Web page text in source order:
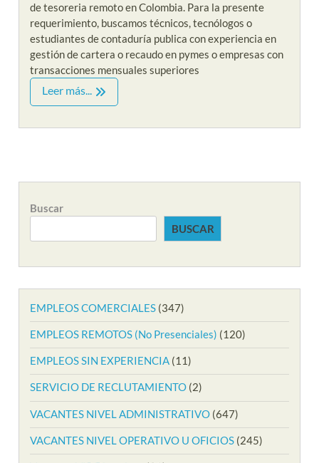
de tesoreria remoto en Colombia. Para la presente
requerimiento, buscamos técnicos, tecnólogos o
estudiantes de contaduría publica con experiencia en
gestión de cartera o recaudo en pymes o empresas con
transacciones mensuales superiores
Leer más...
Buscar
BUSCAR
EMPLEOS COMERCIALES (347)
EMPLEOS REMOTOS (No Presenciales) (120)
EMPLEOS SIN EXPERIENCIA (11)
SERVICIO DE RECLUTAMIENTO (2)
VACANTES NIVEL ADMINISTRATIVO (647)
VACANTES NIVEL OPERATIVO U OFICIOS (245)